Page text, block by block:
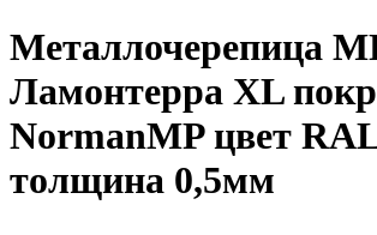
Металлочерепица
Ламонтерра XL
NormanMP цвет
толщина 0,5мм